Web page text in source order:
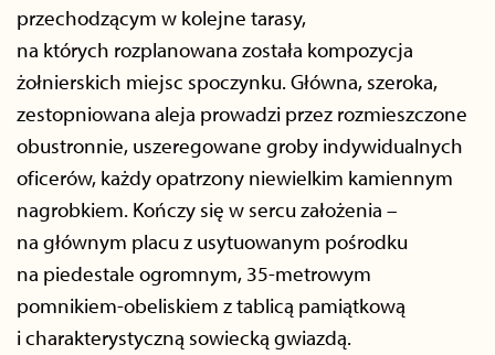
przechodzącym w kolejne tarasy,
na których rozplanowana została kompozycja
żołnierskich miejsc spoczynku. Główna, szeroka,
zestopniowana aleja prowadzi przez rozmieszczone
obustronnie, uszeregowane groby indywidualnych
oficerów, każdy opatrzony niewielkim kamiennym
nagrobkiem. Kończy się w sercu założenia –
na głównym placu z usytuowanym pośrodku
na piedestale ogromnym, 35-metrowym
pomnikiem-obeliskiem z tablicą pamiątkową
i charakterystyczną sowiecką gwiazdą.